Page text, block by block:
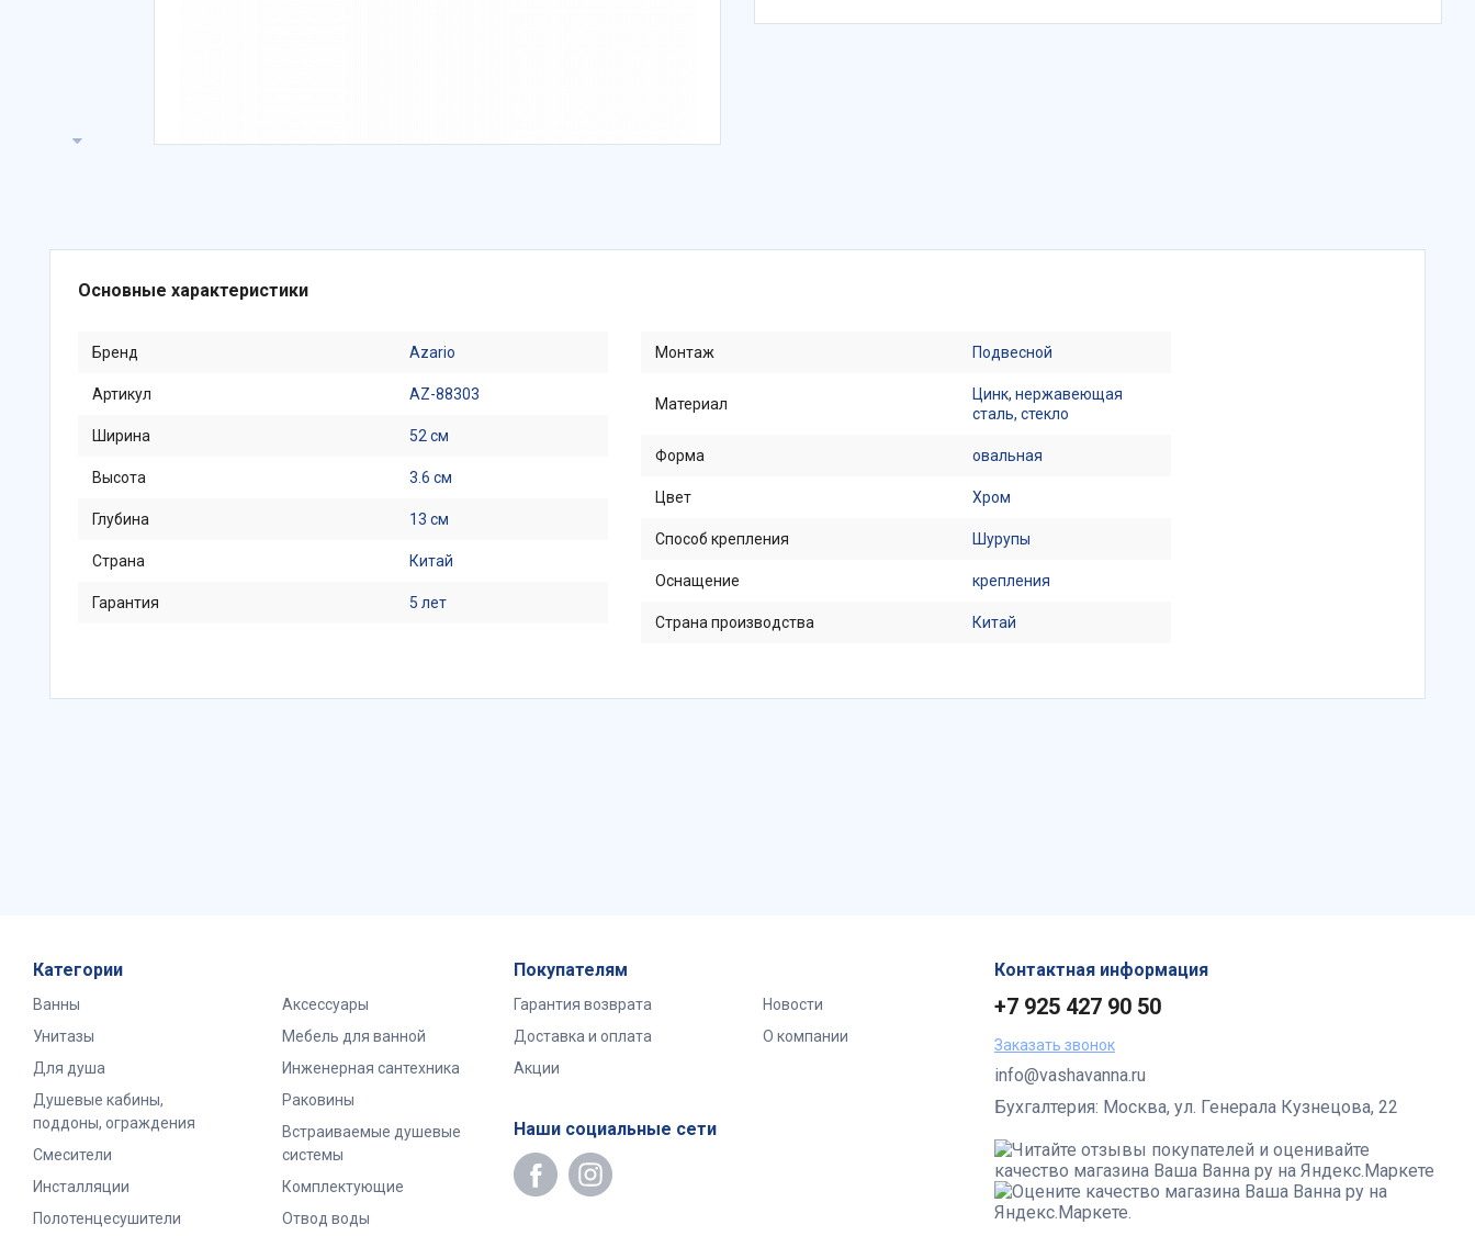
Основные характеристики
Бренд Azario
Артикул AZ-88303
Ширина 52 см
Высота 3.6 см
Глубина 13 см
Страна Китай
Гарантия 5 лет
Монтаж Подвесной
Материал
Цинк, нержавеющая
сталь, стекло
Форма овальная
Цвет Хром
Способ крепления Шурупы
Оснащение крепления
Страна производства Китай
Категории
Ванны
Унитазы
Для душа
Душевые кабины,
поддоны, ограждения
Смесители
Инсталляции
Полотенцесушители
Аксессуары
Мебель для ванной
Инженерная сантехника
Раковины
Встраиваемые душевые
системы
Комплектующие
Отвод воды
Покупателям
Гарантия возврата
Доставка и оплата
Акции
Новости
О компании
Наши социальные сети
Контактная информация
+7 925 427 90 50
Заказать звонок
info@vashavanna.ru
Бухгалтерия: Москва, ул. Генерала Кузнецова, 22